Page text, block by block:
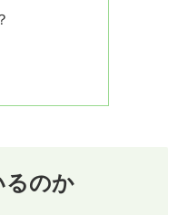
るのか